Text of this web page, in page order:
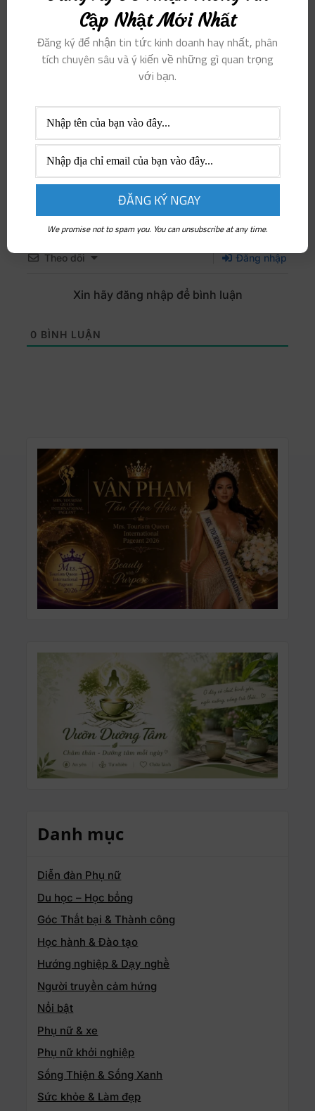
Danh mục
Diễn đàn Phụ nữ
Du học – Học bổng
Góc Thất bại & Thành công
Học hành & Đào tạo
Hướng nghiệp & Dạy nghề
Người truyền cảm hứng
Nổi bật
Phụ nữ & xe
Phụ nữ khởi nghiệp
Sống Thiện & Sống Xanh
Sức khỏe & Làm đẹp
Sao chép nội dung
Góc Thất bại & Thành công
Lấy tín chỉ đại học
ngay từ bậc trung học
phổ thông
Enzyme hóa giải tất cả
chướng ngại cùng bệnh
tật tinh thần: Giảm thiểu
nỗi đau khổ chưa bao giờ
khả thi đến thế!
Theo dõi Đăng nhập
Xin hãy đăng nhập để bình luận
0 BÌNH LUẬN
Cập Nhật Mới Nhất
Đăng ký để nhận tin tức kinh doanh hay nhất, phân
tích chuyên sâu và ý kiến ​​về những gì quan trọng
với bạn.
We promise not to spam you. You can unsubscribe at any time.